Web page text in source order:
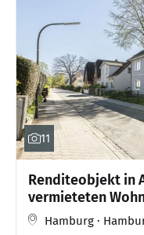
11
Renditeobjekt in
vermieteten
Hamburg ·